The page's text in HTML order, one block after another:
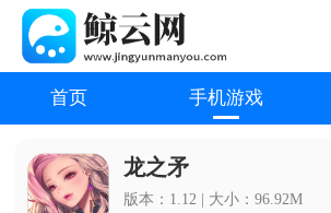
首页 手机游戏
龙之矛
版本：1.12 | 大小：96.92M